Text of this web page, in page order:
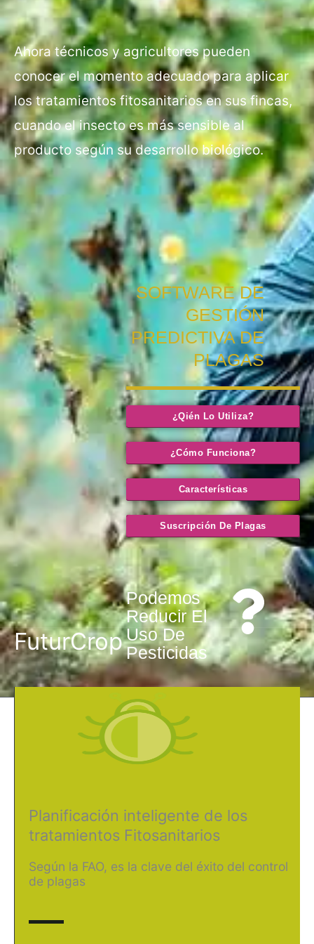
Ahora técnicos y agricultores pueden
conocer el momento adecuado para aplicar
los tratamientos fitosanitarios en sus fincas,
cuandoel insecto es más sensible al
producto según su desarrollo biológico.
SOFTWARE DE
GESTIÓN
PREDICTIVA DE
PLAGAS
¿Qién Lo Utiliza?
¿Cómo Funciona?
Características
Suscripción De Plagas
Podemos
Reducir El
Uso De
Pesticidas
FuturCrop
Planificación inteligente de los
tratamientos Fitosanitarios
Según la FAO, es la clave del éxito del control
de plagas